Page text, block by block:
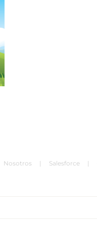
Nosotros Salesforce